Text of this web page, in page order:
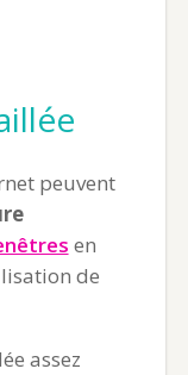
peuvent
en
de
assez